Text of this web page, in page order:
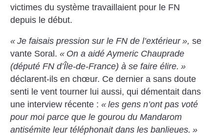
victimes du système travaillaient pour le FN
depuis le début.
« Je faisais pression sur le FN de l’extérieur », se
vante Soral.« On a aidé Aymeric Chauprade
(député FN d’Île-de-France) à se faire élire. »
déclarent-ils en chœur. Ce dernier a sans doute
senti le vent tourner lui aussi, qui démentait dans
une interview récente :« les gens n’ont pas voté
pour moi parce que le gourou du Mandarom
antisémite leur téléphonait dans les banlieues. »